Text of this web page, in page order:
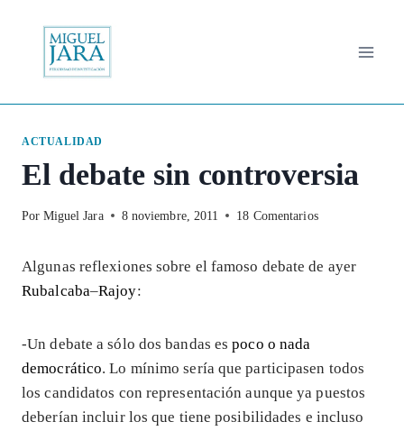
contenido
ACTUALIDAD
El debate sin controversia
Por Miguel Jara 8 noviembre, 2011 18 Comentarios
Algunas reflexiones sobre el famoso debate de ayer
Rubalcaba–Rajoy:
-Un debate a sólo dos bandas espoco o nada
democrático. Lo mínimo sería que participasen todos
los candidatos con representación aunque ya puestos
deberían incluir los que tiene posibilidades e incluso